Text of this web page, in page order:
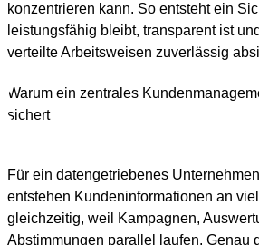
konzentrieren kann. So entsteht ein
leistungsfähig bleibt, transparent ist
verteilte Arbeitsweisen zuverlässig
Warum ein zentrales
sichert
Für ein datengetriebenes
entstehen Kundeninformationen an
gleichzeitig, weil Kampagnen,
Abstimmungen parallel laufen. Genau